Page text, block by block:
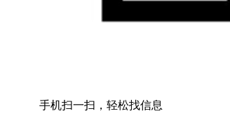
手机扫一扫，轻松找信息